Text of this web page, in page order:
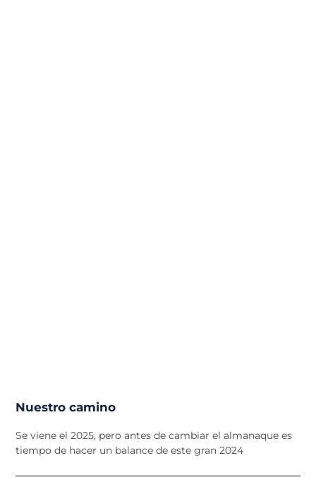
Nuestro camino
Se viene el 2025, pero antes de cambiar el almanaque es
tiempo de hacer un balance de este gran 2024